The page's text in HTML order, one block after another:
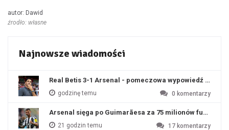
autor: Dawid
źrodło: własne
Najnowsze wiadomości
Real Betis 3-1 Arsenal - pomeczowa wypowiedź Artety
godzinę temu 0 komentarzy
Arsenal sięga po Guimarãesa za 75 milionów funtów
21 godzin temu 17 komentarzy